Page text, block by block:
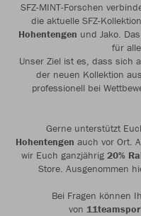
SFZ-MINT-Forschen
die aktuelle SFZ-
Hohentengen und Jako.
für
Unser Ziel ist es, dass sich
der neuen Kollektion
professionell bei
Gerne unterstützt
Hohentengen auch vor Ort.
wir Euch ganzjährig 20%
Store. Ausgenommen
Bei Fragen können
von